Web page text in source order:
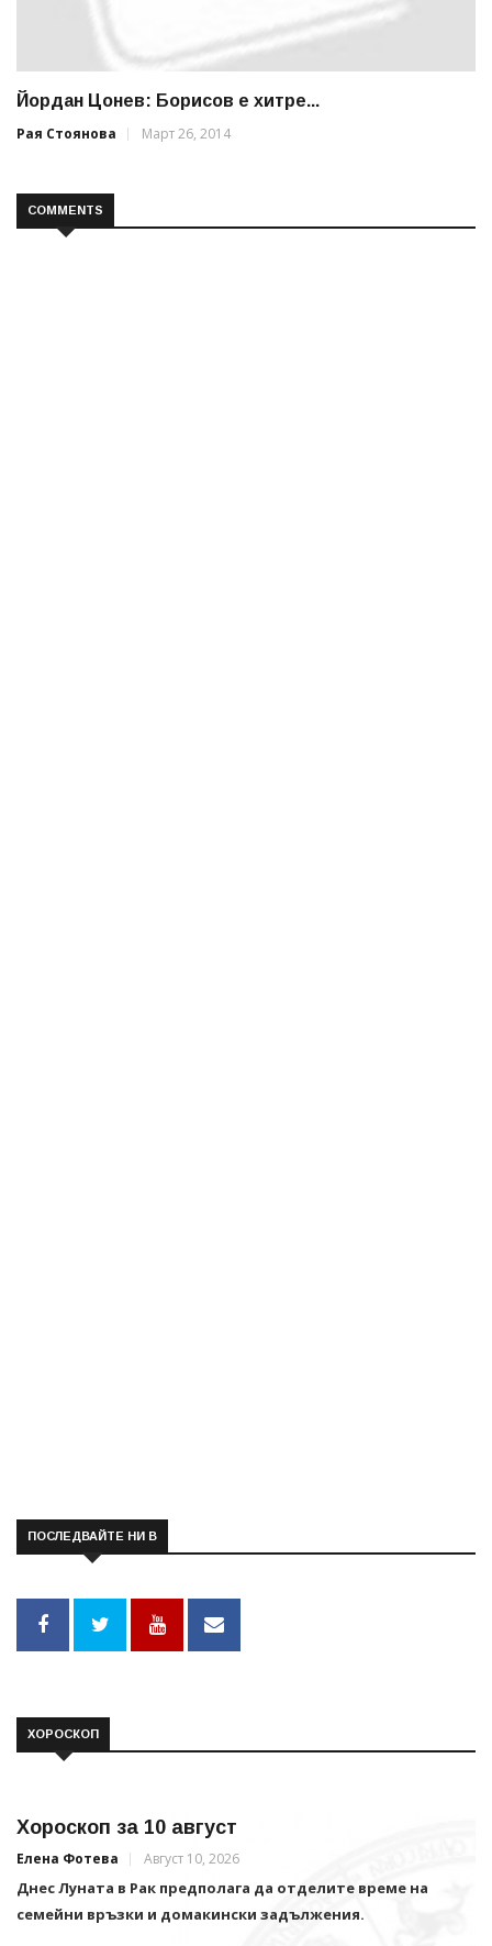
Йордан Цонев: Борисов е хитре...
Рая Стоянова
Март 26, 2014
COMMENTS
ПОСЛЕДВАЙТЕ НИ В
ХОРОСКОП
Хороскоп за 10 август
Елена Фотева Август 10, 2026
Днес Луната в Рак предполага да отделите време на
семейни връзки и домакински задължения.